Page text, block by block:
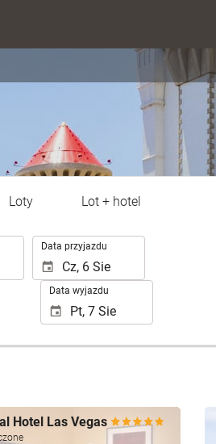
Loty Lot + hotel
Data przyjazdu
Data wyjazdu
Hotel Las Vegas